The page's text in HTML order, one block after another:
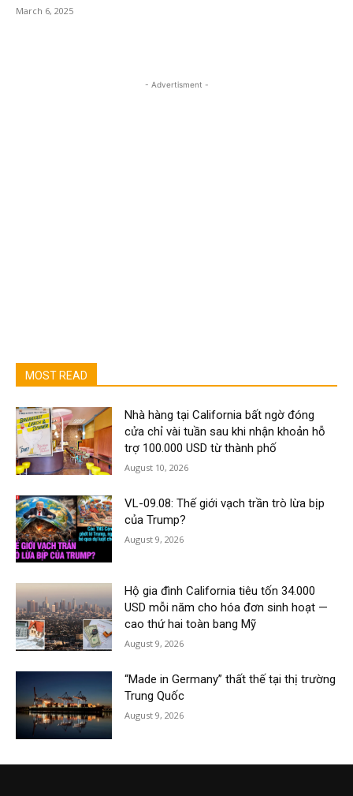
March 6, 2025
- Advertisment -
MOST READ
Nhà hàng tại California bất ngờ đóng
cửa chỉ vài tuần sau khi nhận khoản hỗ
trợ 100.000 USD từ thành phố
August 10, 2026
VL-09.08: Thế giới vạch trần trò lừa bịp
của Trump?
August 9, 2026
Hộ gia đình California tiêu tốn 34.000
USD mỗi năm cho hóa đơn sinh hoạt —
cao thứ hai toàn bang Mỹ
August 9, 2026
“Made in Germany” thất thế tại thị trường
Trung Quốc
August 9, 2026